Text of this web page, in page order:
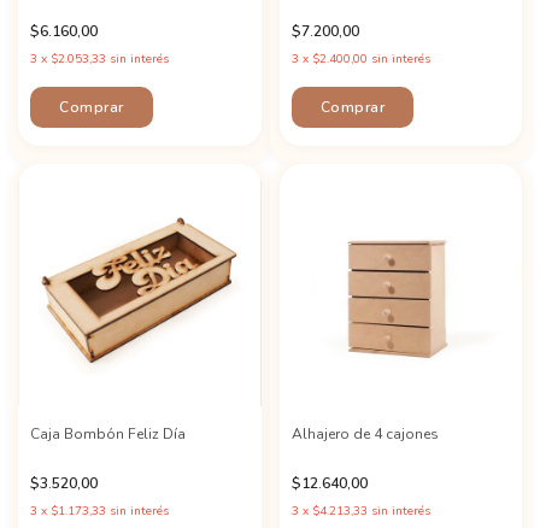
$6.160,00
3 x $2.053,33 sin interés
$7.200,00
3 x $2.400,00 sin interés
Caja Bombón Feliz Día
$3.520,00
3 x $1.173,33 sin interés
Alhajero de 4 cajones
$12.640,00
3 x $4.213,33 sin interés